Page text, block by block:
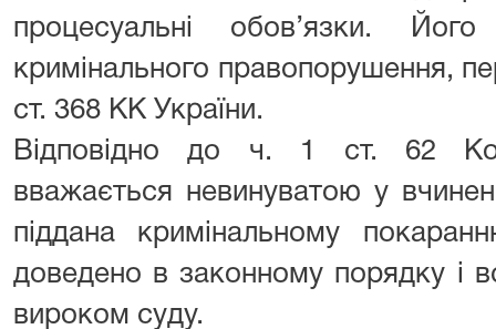
процесуальні обов’язки.
кримінального правопорушення,
ст. 368 КК України.
Відповідно до ч. 1 ст. 62
вважається невинуватою у
піддана кримінальному
доведено в законному порядку і
вироком суду.